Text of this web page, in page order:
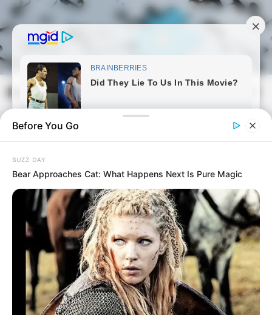
Skip
to
content
Magyarmozaik.com
PostedFriss hírek
Before You Go
BUZZ DAY
Bear Approaches Cat: What Happens Next Is Pure Magic